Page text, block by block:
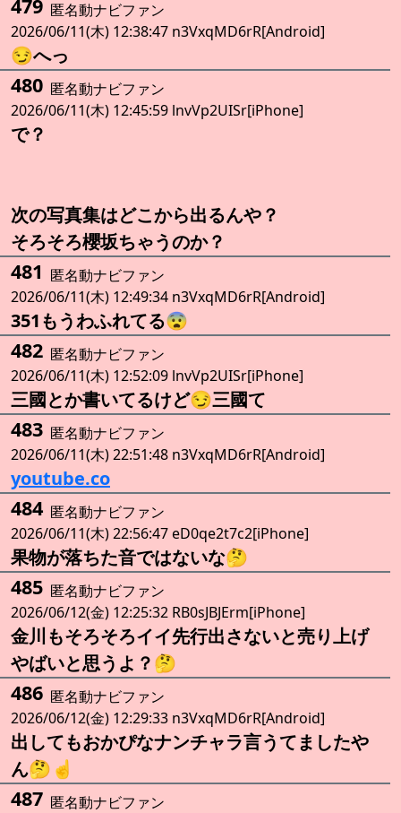
479 匿名動ナビファン
2026/06/11(木) 12:38:47 n3VxqMD6rR[Android]
😏へっ
480 匿名動ナビファン
2026/06/11(木) 12:45:59 lnvVp2UISr[iPhone]
で？
次の写真集はどこから出るんや？
そろそろ櫻坂ちゃうのか？
481 匿名動ナビファン
2026/06/11(木) 12:49:34 n3VxqMD6rR[Android]
351もうわふれてる😨
482 匿名動ナビファン
2026/06/11(木) 12:52:09 lnvVp2UISr[iPhone]
三國とか書いてるけど😏三國て
483 匿名動ナビファン
2026/06/11(木) 22:51:48 n3VxqMD6rR[Android]
youtube.co
484 匿名動ナビファン
2026/06/11(木) 22:56:47 eD0qe2t7c2[iPhone]
果物が落ちた音ではないな🤔
485 匿名動ナビファン
2026/06/12(金) 12:25:32 RB0sJBJErm[iPhone]
金川もそろそろイイ先行出さないと売り上げ
やばいと思うよ？🤔
486 匿名動ナビファン
2026/06/12(金) 12:29:33 n3VxqMD6rR[Android]
出してもおかぴなナンチャラ言うてましたや
ん🤔☝️
487 匿名動ナビファン